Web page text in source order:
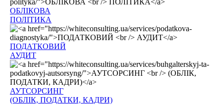
ОБЛІКОВА
ПОЛІТИКА
ПОДАТКОВИЙ
АУДИТ
АУТСОРСИНГ
(ОБЛІК, ПОДАТКИ, КАДРИ)